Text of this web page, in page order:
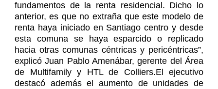
fundamentos de la renta residencial. Dicho lo
anterior, es que no extraña que este modelo de
renta haya iniciado en Santiago centro y desde
esta comuna se haya esparcido o replicado
hacia otras comunas céntricas y pericéntricas”,
explicó Juan Pablo Amenábar, gerente del Área
de Multifamily y HTL de Colliers.El ejecutivo
destacó además el aumento de unidades de